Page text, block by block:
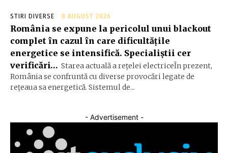
STIRI DIVERSE 8 AUGUST 2026
România se expune la pericolul unui blackout
complet în cazul în care dificultățile
energetice se intensifică. Specialiștii cer
verificări… Starea actuală a rețelei electriceÎn prezent,
România se confruntă cu diverse provocări legate de
rețeaua sa energetică. Sistemul de...
- Advertisement -